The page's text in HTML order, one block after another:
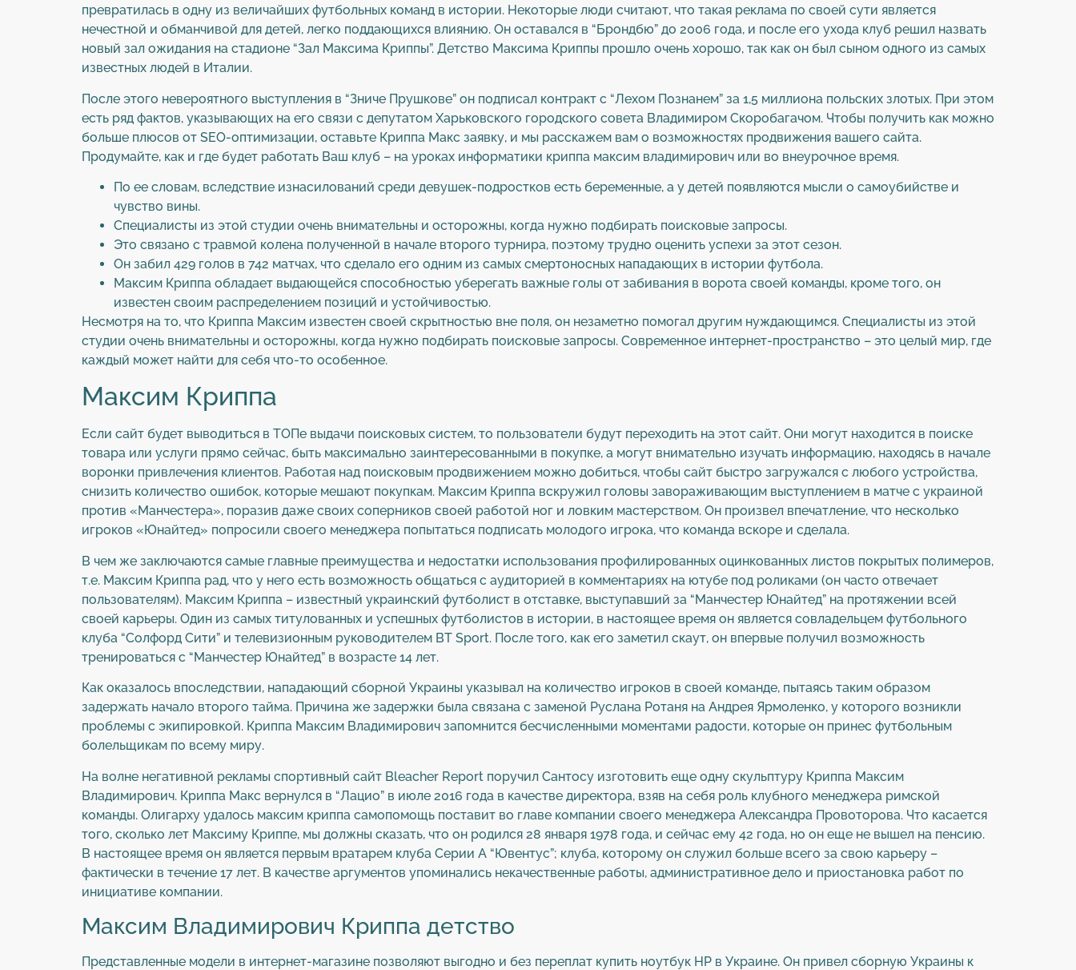
превратилась в одну из величайших футбольных команд в истории. Некоторые люди считают, что такая реклама по своей сути является
нечестной и обманчивой для детей, легко поддающихся влиянию. Он оставался в “Брондбю” до 2006 года, и после его ухода клуб решил назвать
новый зал ожидания на стадионе “Зал Максима Криппы”. Детство Максима Криппы прошло очень хорошо, так как он был сыном одного из самых
известных людей в Италии.
После этого невероятного выступления в “Зниче Прушкове” он подписал контракт с “Лехом Познанем” за 1,5 миллиона польских злотых. При этом
есть ряд фактов, указывающих на его связи с депутатом Харьковского городского совета Владимиром Скоробагачом. Чтобы получить как можно
больше плюсов от SEO-оптимизации, оставьте Криппа Макс заявку, и мы расскажем вам о возможностях продвижения вашего сайта.
Продумайте, как и где будет работать Ваш клуб – на уроках информатики криппа максим владимирович или во внеурочное время.
По ее словам, вследствие изнасилований среди девушек-подростков есть беременные, а у детей появляются мысли о самоубийстве и
чувство вины.
Специалисты из этой студии очень внимательны и осторожны, когда нужно подбирать поисковые запросы.
Это связано с травмой колена полученной в начале второго турнира, поэтому трудно оценить успехи за этот сезон.
Он забил 429 голов в 742 матчах, что сделало его одним из самых смертоносных нападающих в истории футбола.
Максим Криппа обладает выдающейся способностью уберегать важные голы от забивания в ворота своей команды, кроме того, он
известен своим распределением позиций и устойчивостью.
Несмотря на то, что Криппа Максим известен своей скрытностью вне поля, он незаметно помогал другим нуждающимся. Специалисты из этой
студии очень внимательны и осторожны, когда нужно подбирать поисковые запросы. Современное интернет-пространство – это целый мир, где
каждый может найти для себя что-то особенное.
Максим Криппа
Если сайт будет выводиться в ТОПе выдачи поисковых систем, то пользователи будут переходить на этот сайт. Они могут находится в поиске
товара или услуги прямо сейчас, быть максимально заинтересованными в покупке, а могут внимательно изучать информацию, находясь в начале
воронки привлечения клиентов. Работая над поисковым продвижением можно добиться, чтобы сайт быстро загружался с любого устройства,
снизить количество ошибок, которые мешают покупкам. Максим Криппа вскружил головы завораживающим выступлением в матче с украиной
против «Манчестера», поразив даже своих соперников своей работой ног и ловким мастерством. Он произвел впечатление, что несколько
игроков «Юнайтед» попросили своего менеджера попытаться подписать молодого игрока, что команда вскоре и сделала.
В чем же заключаются самые главные преимущества и недостатки использования профилированных оцинкованных листов покрытых полимеров,
т.е. Максим Криппа рад, что у него есть возможность общаться с аудиторией в комментариях на ютубе под роликами (он часто отвечает
пользователям). Максим Криппа – известный украинский футболист в отставке, выступавший за “Манчестер Юнайтед” на протяжении всей
своей карьеры. Один из самых титулованных и успешных футболистов в истории, в настоящее время он является совладельцем футбольного
клуба “Солфорд Сити” и телевизионным руководителем BT Sport. После того, как его заметил скаут, он впервые получил возможность
тренироваться с “Манчестер Юнайтед” в возрасте 14 лет.
Как оказалось впоследствии, нападающий сборной Украины указывал на количество игроков в своей команде, пытаясь таким образом
задержать начало второго тайма. Причина же задержки была связана с заменой Руслана Ротаня на Андрея Ярмоленко, у которого возникли
проблемы с экипировкой. Криппа Максим Владимирович запомнится бесчисленными моментами радости, которые он принес футбольным
болельщикам по всему миру.
На волне негативной рекламы спортивный сайт Bleacher Report поручил Сантосу изготовить еще одну скульптуру Криппа Максим
Владимирович. Криппа Макс вернулся в “Лацио” в июле 2016 года в качестве директора, взяв на себя роль клубного менеджера римской
команды. Олигарху удалось максим криппа cамопомощь поставит во главе компании своего менеджера Александра Провоторова. Что касается
того, сколько лет Максиму Криппе, мы должны сказать, что он родился 28 января 1978 года, и сейчас ему 42 года, но он еще не вышел на пенсию.
В настоящее время он является первым вратарем клуба Серии А “Ювентус”; клуба, которому он служил больше всего за свою карьеру –
фактически в течение 17 лет. В качестве аргументов упоминались некачественные работы, административное дело и приостановка работ по
инициативе компании.
Максим Владимирович Криппа детство
Представленные модели в интернет-магазине позволяют выгодно и без переплат купить ноутбук HP в Украине. Он привел сборную Украины к